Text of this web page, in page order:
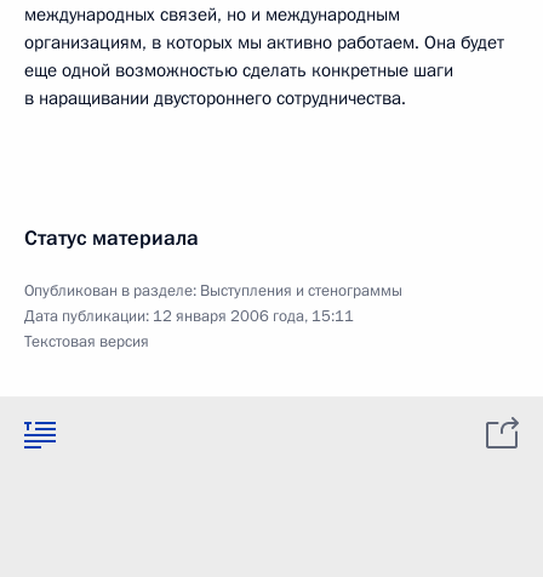
международных связей, но и международным
организациям, в которых мы активно работаем. Она будет
еще одной возможностью сделать конкретные шаги
в наращивании двустороннего сотрудничества.
Статус материала
Опубликован в разделе: Выступления и стенограммы
Дата публикации: 12 января 2006 года, 15:11
Текстовая версия